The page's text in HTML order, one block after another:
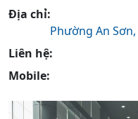
Địa chỉ:
Phường An Sơn,
Liên hệ:
Mobile: